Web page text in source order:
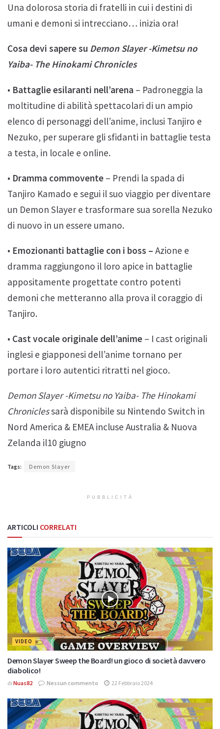
Una dolorosa storia di fratelli in cui i destini di
umani e demoni si intrecciano… inizia ora!
Cosa devi sapere su Demon Slayer -Kimetsu no
Yaiba- The Hinokami Chronicles
• Battaglie esilaranti nell’arena – Padroneggia la
moltitudine di abilità spettacolari di un ampio
elenco di personaggi dell’anime, inclusi Tanjiro e
Nezuko, per superare gli sfidanti in battaglie testa
a testa, in locale e online.
• Dramma commovente – Prendi la spada di
Tanjiro Kamado e segui il suo viaggio per diventare
un Demon Slayer e trasformare sua sorella Nezuko
di nuovo in un essere umano.
• Emozionanti battaglie con i boss – Azione e
dramma raggiungono il loro apice in battaglie
appositamente progettate contro potenti
demoni che metteranno alla prova il coraggio di
Tanjiro.
• Cast vocale originale dell’anime – I cast originali
inglesi e giapponesi dell’anime tornano per
portare i loro autentici ritratti nel gioco.
Demon Slayer -Kimetsu no Yaiba- The Hinokami
Chroniclessarà disponibile su Nintendo Switch in
Nord America & EMEA incluse Australia & Nuova
Zelanda il10 giugno
Tags: Demon Slayer
PUBBLICITÀ
ARTICOLI CORRELATI
VIDEO
Demon Slayer Sweep the Board! un gioco di società davvero
diabolico!
di Nuas82 Nessun commento 22 Febbraio 2024